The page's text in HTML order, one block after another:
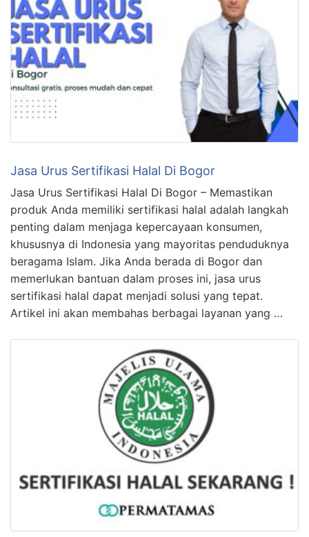
Jasa Urus Sertifikasi Halal Di Bogor
Jasa Urus Sertifikasi Halal Di Bogor – Memastikan
produk Anda memiliki sertifikasi halal adalah langkah
penting dalam menjaga kepercayaan konsumen,
khususnya di Indonesia yang mayoritas penduduknya
beragama Islam. Jika Anda berada di Bogor dan
memerlukan bantuan dalam proses ini, jasa urus
sertifikasi halal dapat menjadi solusi yang tepat.
Artikel ini akan membahas berbagai layanan yang …